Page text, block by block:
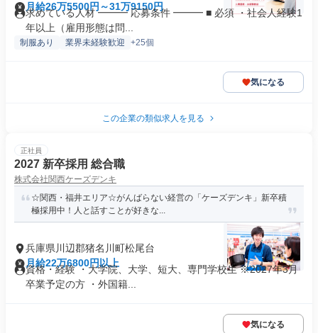
月給26万5500円～31万9150円
求めている人材 ━━━ 応募条件 ━━━ ■ 必須 ・社会人経験1
年以上（雇用形態は問...
制服あり 業界未経験歓迎 +25個
気になる
この企業の類似求人を見る
正社員
2027 新卒採用 総合職
株式会社関西ケーズデンキ
☆関西・福井エリア☆がんばらない経営の「ケーズデンキ」新卒積
極採用中！人と話すことが好きな...
兵庫県川辺郡猪名川町松尾台
月給22万6800円以上
資格・経験 ・大学院、大学、短大、専門学校生 ※2027年3月
卒業予定の方 ・外国籍...
気になる